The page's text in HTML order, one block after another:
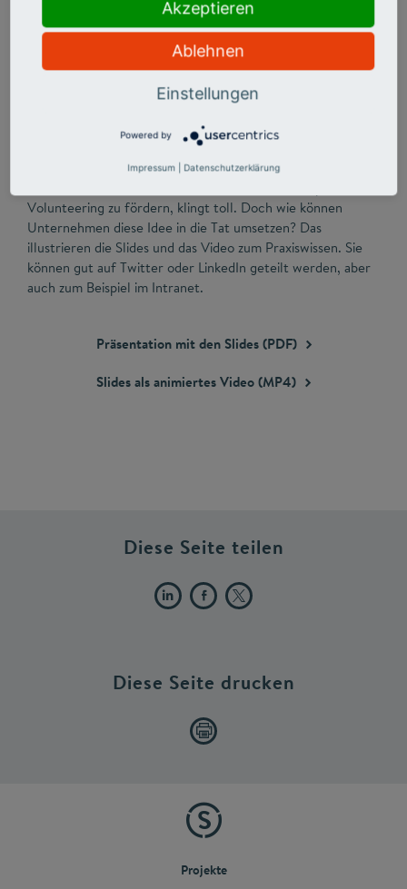
Volunteering zu fördern, klingt toll. Doch wie können
Unternehmen diese Idee in die Tat umsetzen? Das
illustrieren die Slides und das Video zum Praxiswissen. Sie
können gut auf Twitter oder LinkedIn geteilt werden, aber
auch zum Beispiel im Intranet.
Präsentation mit den Slides(PDF)
Slides als animiertes Video(MP4)
Diese Seite teilen
Diese Seite drucken
Projekte
Akzeptieren
Ablehnen
Einstellungen
Powered by
Impressum Datenschutzerklärung